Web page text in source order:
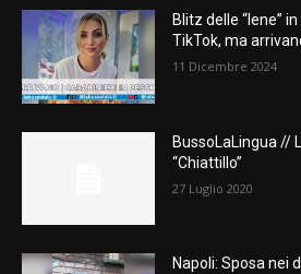
Blitz delle “Iene”
TikTok, ma
11 Dicembre 2024
BussoLaLingua //
“Chiattillo”
27 Luglio 2020
Napoli: Sposa nei